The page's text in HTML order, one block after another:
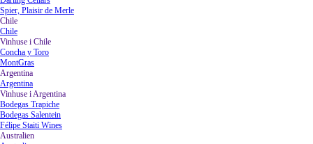
Spier, Plaisir de Merle
Chile
Chile
Vinhuse i Chile
Concha y Toro
MontGras
Argentina
Argentina
Vinhuse i Argentina
Bodegas Trapiche
Bodegas Salentein
Félipe Staiti Wines
Australien